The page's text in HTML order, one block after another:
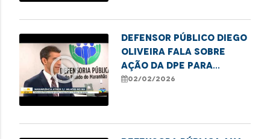
play_circle_outline
Defensor Público Diego
Oliveira fala sobre
ação da DPE para
renegociação de dívida.
02/02/2026